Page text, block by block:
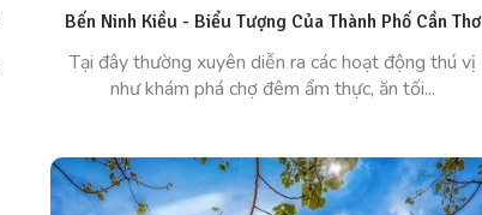
Bến Ninh Kiều - Biểu Tượng Của Thành Phố Cần Thơ
Tại đây thường xuyên diễn ra các hoạt động thú vị
như khám phá chợ đêm ẩm thực, ăn tối...